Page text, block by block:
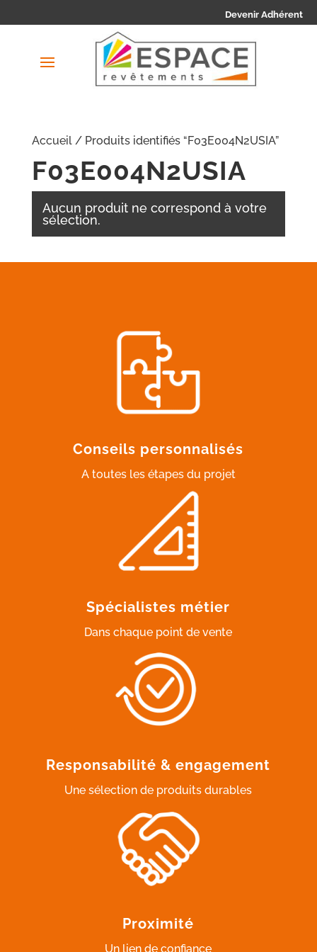
Devenir Adhérent
Accueil/ Produits identifiés “F03E004N2USIA”
F03E004N2USIA
Aucun produit ne correspond à votre
sélection.
Conseils personnalisés
A toutes les étapes du projet
Spécialistes métier
Dans chaque point de vente
Responsabilité & engagement
Une sélection de produits durables
Proximité
Un lien de confiance